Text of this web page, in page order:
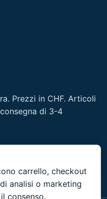
Prezzi in CHF. Articoli
di 3-4
LLC.
carrello, checkout
analisi o marketing
consenso.